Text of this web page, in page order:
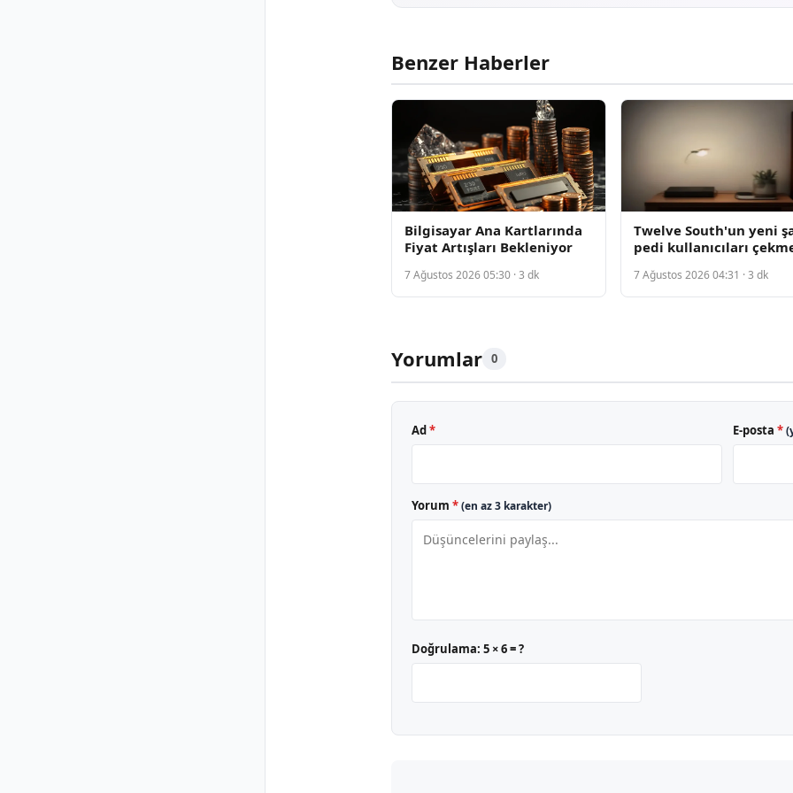
Benzer Haberler
Bilgisayar Ana Kartlarında
Fiyat Artışları Bekleniyor
7 Ağustos 2026 05:30 · 3 dk
Twelve South'un yeni
pedi kullanıcıları
7 Ağustos 2026 04:31 · 3 dk
Yorumlar 0
Ad* E-posta *
Yorum *(en az 3 karakter)
Doğrulama: 5 × 6 = ?